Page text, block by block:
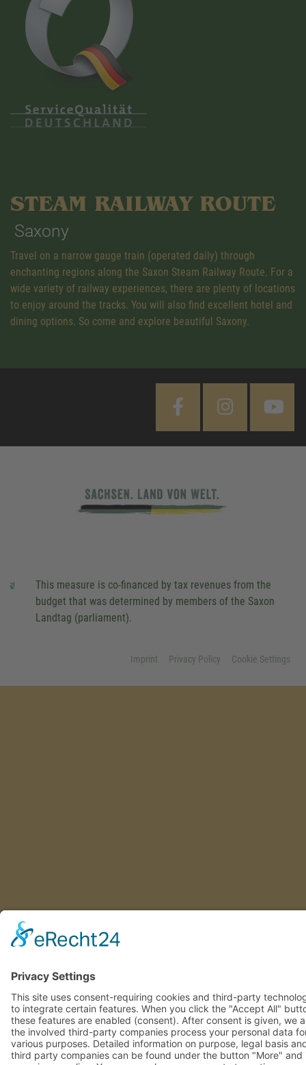
STEAM RAILWAY ROUTE
Saxony
Travel on a narrow gauge train (operated daily) through
enchanting regions along the Saxon Steam Railway Route. For a
wide variety of railway experiences, there are plenty of locations
to enjoy around the tracks. You will also find excellent hotel and
dining options. So come and explore beautiful Saxony.
This measure is co-financed by tax revenues from the
budget that was determined by members of the Saxon
Landtag (parliament).
Imprint Privacy Policy Cookie Settings
This site uses consent-requiring cookies and third-party
technologies to integrate certain features. When you click the
"Accept All" button, these features are enabled (consent). After
consent is given, we and the involved third-party companies